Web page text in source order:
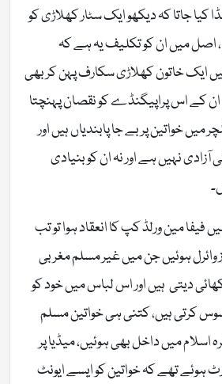
کیا جاتا کہ دیکھو ایک سٹار کھلاڑی کو
اصل میں ان کو تکلیف یہ ہے کہ
ایک خاتون کھلاڑی سکارف پہن کر بھی
اس پراپیگنڈے کو نقصان پہنچتا
خواتین پر بے جا پابندیاں ہیں اور
نہیں ہے اور نہ ان کو بنیادی
مین ورلڈ کپ کا انعقاد ہوا تو تب
وائرل ہوئیں جن میں غیر مسلم مغربی
دیتی ہیں اور اس لباس میں خود کو
کرتی ہیں، کتنی ہی خواتین مسلم
اسلام میں داخل بھی ہوئیں، میڈیا پر
ہوئے تھے کہ خواتین کو ایسے ایونٹ